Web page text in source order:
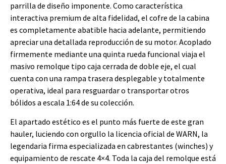
parrilla de diseño imponente. Como característica
interactiva premium de alta fidelidad, el cofre de la cabina
es completamente abatible hacia adelante, permitiendo
apreciar una detallada reproducción de su motor. Acoplado
firmemente mediante una quinta rueda funcional viaja el
masivo remolque tipo caja cerrada de doble eje, el cual
cuenta con una rampa trasera desplegable y totalmente
operativa, ideal para resguardar o transportar otros
bólidos a escala 1:64 de su colección.
El apartado estético es el punto más fuerte de este gran
hauler, luciendo con orgullo la licencia oficial de WARN, la
legendaria firma especializada en cabrestantes (winches) y
equipamiento de rescate 4×4. Toda la caja del remolque está